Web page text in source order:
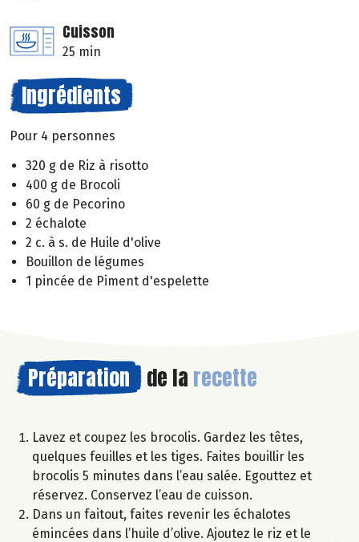
Cuisson
25 min
Ingrédients
Pour 4 personnes
320 g de Riz à risotto
400 g de Brocoli
60 g de Pecorino
2 échalote
2 c. à s. de Huile d'olive
Bouillon de légumes
1 pincée de Piment d'espelette
Préparation de la recette
Lavez et coupez les brocolis. Gardez les têtes,
quelques feuilles et les tiges. Faites bouillir les
brocolis 5 minutes dans l’eau salée. Egouttez et
réservez. Conservez l’eau de cuisson.
Dans un faitout, faites revenir les échalotes
émincées dans l’huile d’olive. Ajoutez le riz et le